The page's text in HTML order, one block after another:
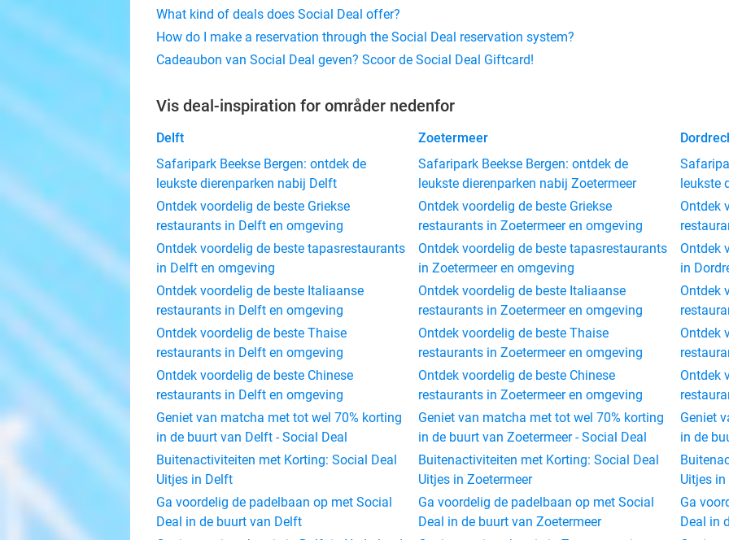
What kind of deals does Social Deal offer?
How do I make a reservation through the Social Deal reservation system?
Cadeaubon van Social Deal geven? Scoor de Social Deal Giftcard!
Vis deal-inspiration for områder nedenfor
Delft
Safaripark Beekse Bergen: ontdek de
leukste dierenparken nabij Delft
Ontdek voordelig de beste Griekse
restaurants in Delft en omgeving
Ontdek voordelig de beste tapasrestaurants
in Delft en omgeving
Ontdek voordelig de beste Italiaanse
restaurants in Delft en omgeving
Ontdek voordelig de beste Thaise
restaurants in Delft en omgeving
Ontdek voordelig de beste Chinese
restaurants in Delft en omgeving
Geniet van matcha met tot wel 70% korting
in de buurt van Delft - Social Deal
Buitenactiviteiten met Korting: Social Deal
Uitjes in Delft
Ga voordelig de padelbaan op met Social
Deal in de buurt van Delft
Zoetermeer
Safaripark Beekse Bergen: ontdek de
leukste dierenparken nabij Zoetermeer
Ontdek voordelig de beste Griekse
restaurants in Zoetermeer en omgeving
Ontdek voordelig de beste tapasrestaurants
in Zoetermeer en omgeving
Ontdek voordelig de beste Italiaanse
restaurants in Zoetermeer en omgeving
Ontdek voordelig de beste Thaise
restaurants in Zoetermeer en omgeving
Ontdek voordelig de beste Chinese
restaurants in Zoetermeer en omgeving
Geniet van matcha met tot wel 70% korting
in de buurt van Zoetermeer - Social Deal
Buitenactiviteiten met Korting: Social Deal
Uitjes in Zoetermeer
Ga voordelig de padelbaan op met Social
Deal in de buurt van Zoetermeer
leukste
Ontdek
Ontdek
in
Ontdek
Ontdek
Ontdek
Geniet
in de
Uitjes
Ga
Deal in